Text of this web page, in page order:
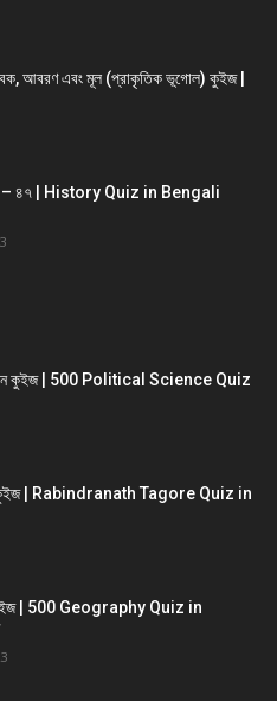
আবরণ এবং মূল (প্রাকৃতিক ভূগোল) কুইজ |
– ৪৭ | History Quiz in Bengali
কুইজ | 500 Political Science Quiz
কুইজ | Rabindranath Tagore Quiz in
| 500 Geography Quiz in